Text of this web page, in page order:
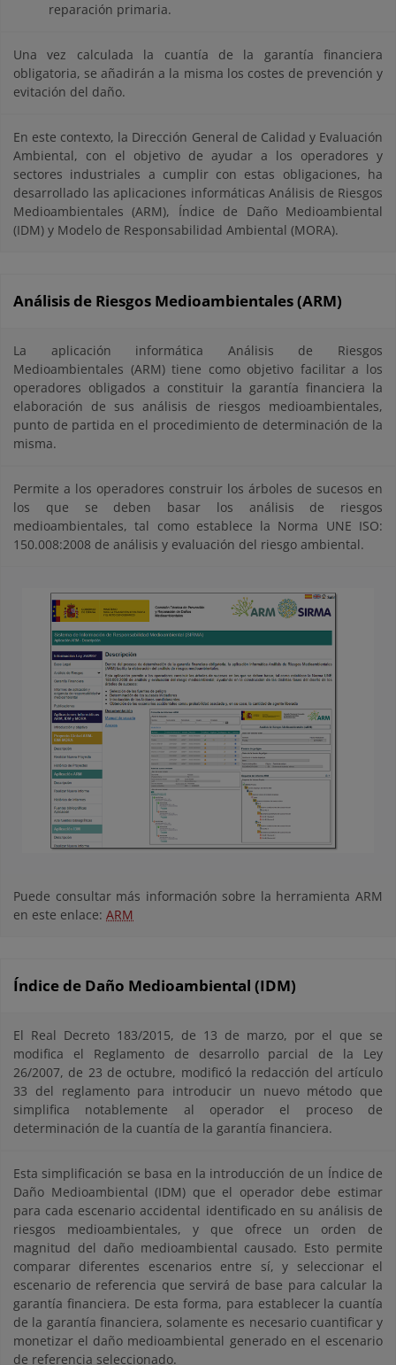
reparación primaria.
Una vez calculada la cuantía de la garantía financiera
obligatoria, se añadirán a la misma los costes de prevención y
evitación del daño.
En este contexto, la Dirección General de Calidad y Evaluación
Ambiental, con el objetivo de ayudar a los operadores y
sectores industriales a cumplir con estas obligaciones, ha
desarrollado las aplicaciones informáticas Análisis de Riesgos
Medioambientales (ARM), Índice de Daño Medioambiental
(IDM) y Modelo de Responsabilidad Ambiental (MORA).
Análisis de Riesgos Medioambientales (ARM)
La aplicación informática Análisis de Riesgos
Medioambientales (ARM) tiene como objetivo facilitar a los
operadores obligados a constituir la garantía financiera la
elaboración de sus análisis de riesgos medioambientales,
punto de partida en el procedimiento de determinación de la
misma.
Permite a los operadores construir los árboles de sucesos en
los que se deben basar los análisis de riesgos
medioambientales, tal como establece la Norma UNE ISO:
150.008:2008 de análisis y evaluación del riesgo ambiental.
Puede consultar más información sobre la herramienta ARM
en este enlace: ARM
Índice de Daño Medioambiental (IDM)
El Real Decreto 183/2015, de 13 de marzo, por el que se
modifica el Reglamento de desarrollo parcial de la Ley
26/2007, de 23 de octubre, modificó la redacción del artículo
33 del reglamento para introducir un nuevo método que
simplifica notablemente al operador el proceso de
determinación de la cuantía de la garantía financiera.
Esta simplificación se basa en la introducción de un Índice de
Daño Medioambiental (IDM) que el operador debe estimar
para cada escenario accidental identificado en su análisis de
riesgos medioambientales, y que ofrece un orden de
magnitud del daño medioambiental causado. Esto permite
comparar diferentes escenarios entre sí, y seleccionar el
escenario de referencia que servirá de base para calcular la
garantía financiera. De esta forma, para establecer la cuantía
de la garantía financiera, solamente es necesario cuantificar y
monetizar el daño medioambiental generado en el escenario
de referencia seleccionado.